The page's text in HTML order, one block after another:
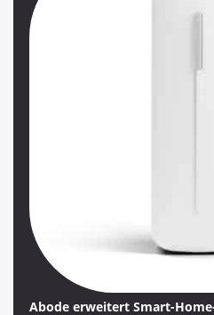
Abode erweitert Smart-